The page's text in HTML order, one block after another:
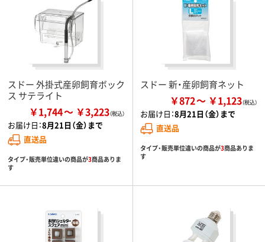
スドー 外掛式産卵飼育ボック
ス サテライト
￥1,744 ￥3,223
お届け日：8月21日（金）まで
直送品
タイプ・販売単位違いの商品が3商品ありま
す
スドー 新・産卵飼育ネット
￥872 ￥1,123
お届け日：8月21日（金）まで
直送品
タイプ・販売単位違いの商品が3商品ありま
す